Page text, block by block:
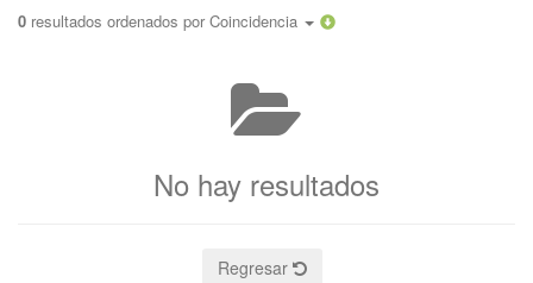
0 resultados ordenados por Coincidencia
No hay resultados
Regresar